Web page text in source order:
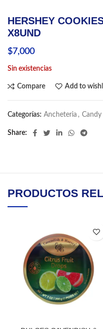
HERSHEY
X8UND
$7,000
Sin existencias
Compare Add to
Categorías: Ancheteria , Candy
Share
PRODUCTOS